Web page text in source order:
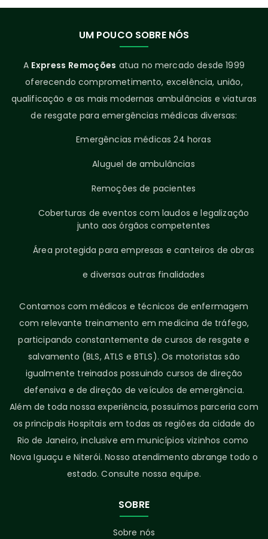
UM POUCO SOBRE NÓS
A Express Remoções atua no mercado desde 1999
oferecendo comprometimento, excelência, união,
qualificação e as mais modernas ambulâncias e viaturas
de resgate para emergências médicas diversas:
Emergências médicas 24 horas
Aluguel de ambulâncias
Remoções de pacientes
Coberturas de eventos com laudos e legalização
junto aos órgãos competentes
Área protegida para empresas e canteiros de obras
e diversas outras finalidades
Contamos com médicos e técnicos de enfermagem
com relevante treinamento em medicina de tráfego,
participando constantemente de cursos de resgate e
salvamento (BLS, ATLS e BTLS). Os motoristas são
igualmente treinados possuindo cursos de direção
defensiva e de direção de veículos de emergência.
Além de toda nossa experiência, possuímos parceria com
os principais Hospitais em todas as regiões da cidade do
Rio de Janeiro, inclusive em municípios vizinhos como
Nova Iguaçu e Niterói. Nosso atendimento abrange todo o
estado. Consulte nossa equipe.
SOBRE
Sobre nós